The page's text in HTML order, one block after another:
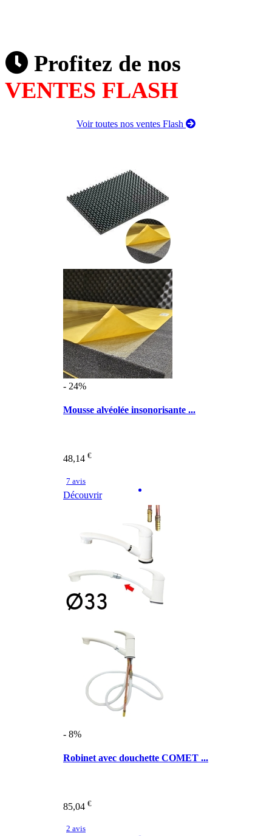
Profitez de nos
VENTES FLASH
Voir toutes nos ventes Flash
- 24%
Mousse alvéolée insonorisante ...
48,14 €
7 avis
Découvrir
- 8%
Robinet avec douchette COMET ...
85,04 €
2 avis